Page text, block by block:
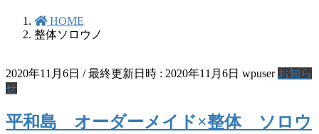
HOME
整体ソロウノ
2020年11月6日 / 最終更新日時 : 2020年11月6日 wpuser お知ら
せ
平和島 オーダーメイド×整体 ソロウ